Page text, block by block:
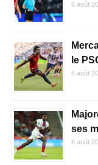
6 août
le
6 août
ses
6 août